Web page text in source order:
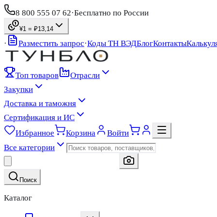
8 800 555 07 62·Бесплатно по России
¥1 = ₽13,14
· Разместить запрос·Коды ТН ВЭДБлогКонтакты
Топ товаров
Отрасли
Закупки
Доставка и таможня
Сертификация и ИС
Избранное
Корзина
Войти
Все категории
Поиск
Каталог